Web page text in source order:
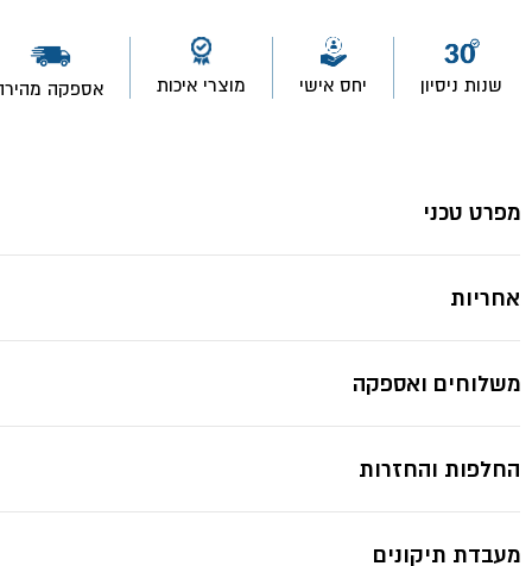
עם
הגנה
שנות ניסיון יחס אישי מוצרי איכות אספקה
מפרט טכני
אחריות
משלוחים ואספקה
החלפות והחזרות
מעבדת תיקונים